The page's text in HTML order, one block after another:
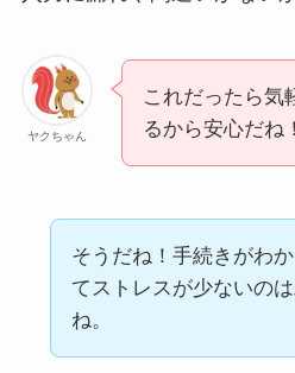
ヤクちゃん
これだったら気
るから安心だね！
そうだね！手続きがわか
てストレスが少ないの
ね。